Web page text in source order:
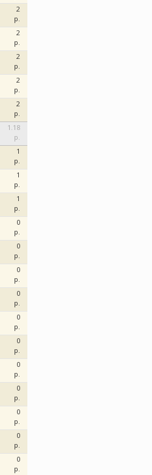
2
p.
2
p.
2
p.
2
p.
2
p.
1.18
p.
1
p.
1
p.
1
p.
0
p.
0
p.
0
p.
0
p.
0
p.
0
p.
0
p.
0
p.
0
p.
0
p.
0
p.